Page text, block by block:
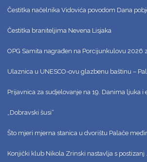
Čestitka načelnika Vidovića povodom Dana
Čestitka braniteljima Nevena Lisjaka
OPG Samita nagrađen na Porcijunkulovu 2026
Ulaznica u UNESCO-ovu glazbenu baštinu – Pal
Prijavnica za sudjelovanje na 19. Danima ljuka i
„Dobravski šusi“
Što mjeri mjerna stanica u dvorištu Palače
Konjički klub Nikola Zrinski nastavlja s postizanj